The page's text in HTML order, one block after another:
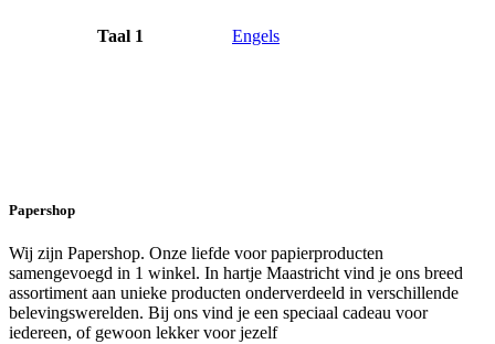
Taal 1 Engels
Papershop
Wij zijn Papershop. Onze liefde voor papierproducten
samengevoegd in 1 winkel. In hartje Maastricht vind je ons breed
assortiment aan unieke producten onderverdeeld in verschillende
belevingswerelden. Bij ons vind je een speciaal cadeau voor
iedereen, of gewoon lekker voor jezelf